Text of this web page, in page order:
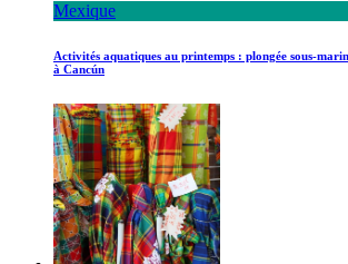
Mexique
Activités aquatiques au printemps : plongée sous-
à Cancún